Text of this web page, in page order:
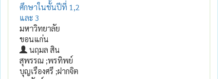
ศึกษาในชั้นปีที่ 1,2
และ 3
มหาวิทยาลัย
ขอนแก่น
นฤมล สิน
สุพรรณ ;พรทิพย์
บุญเรืองศรี ;ฝากจิต